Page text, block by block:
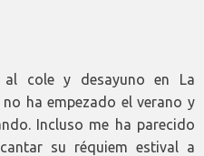
cole y desayuno en La
ha empezado el verano y
Incluso me ha parecido
su réquiem estival a